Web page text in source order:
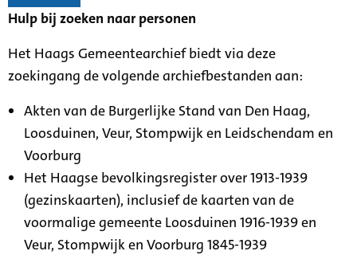
Hulp bij zoeken naar personen
Het Haags Gemeentearchief biedt via deze
zoekingang de volgende archiefbestanden aan:
Akten van de Burgerlijke Stand van Den Haag,
Loosduinen, Veur, Stompwijk en Leidschendam en
Voorburg
Het Haagse bevolkingsregister over 1913-1939
(gezinskaarten), inclusief de kaarten van de
voormalige gemeente Loosduinen 1916-1939 en
Veur, Stompwijk en Voorburg 1845-1939